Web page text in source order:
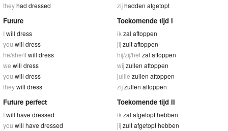
theyhad dressed
zijhadden afgetopt
Future
Iwill dress
you will dress
he/she/itwill dress
we will dress
you will dress
theywill dress
Toekomende tijd I
ik zal aftoppen
jijzult aftoppen
hij/zij/hetzal aftoppen
wijzullen aftoppen
jullie zullen aftoppen
zijzullen aftoppen
Future perfect
Iwill have dressed
you will have dressed
Toekomende tijd II
ik zal afgetopt hebben
jijzult afgetopt hebben